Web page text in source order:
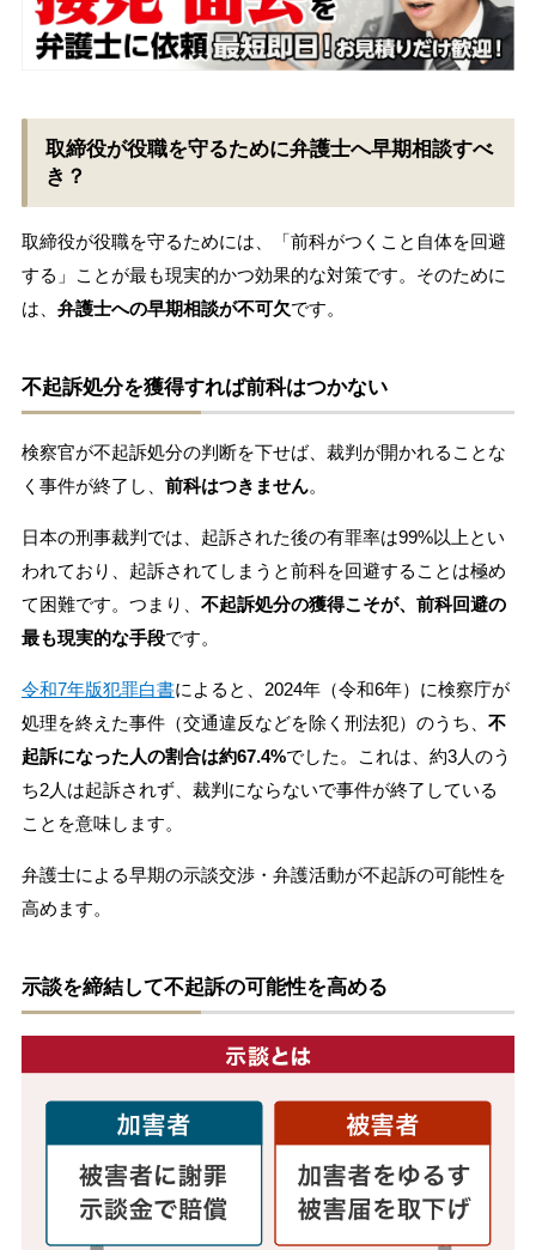
取締役が役職を守るために弁護士へ早期相談すべ
き？
取締役が役職を守るためには、「前科がつくこと自体を回避
する」ことが最も現実的かつ効果的な対策です。そのために
は、 弁護士への早期相談が不可欠です。
不起訴処分を獲得すれば前科はつかない
検察官が不起訴処分の判断を下せば、裁判が開かれることな
く事件が終了し、 前科はつきません。
日本の刑事裁判では、起訴された後の有罪率は99%以上とい
われており、起訴されてしまうと前科を回避することは極め
て困難です。つまり、 不起訴処分の獲得こそが、前科回避の
最も現実的な手段です。
令和7年版犯罪白書によると、2024年（令和6年）に検察庁が
処理を終えた事件（交通違反などを除く刑法犯）のうち、 不
起訴になった人の割合は約67.4%でした。これは、約3人のう
ち2人は起訴されず、裁判にならないで事件が終了している
ことを意味します。
弁護士による早期の示談交渉・弁護活動が不起訴の可能性を
高めます。
示談を締結して不起訴の可能性を高める